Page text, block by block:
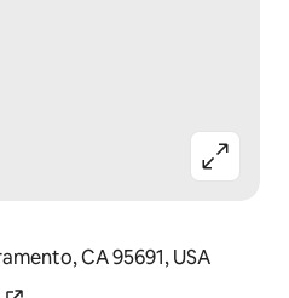
CA 95691, USA